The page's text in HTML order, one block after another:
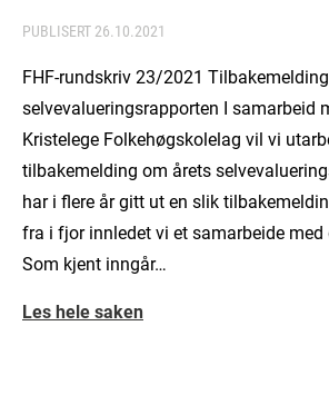
PUBLISERT 26.10.2021
FHF-rundskriv 23/2021
selvevalueringsrapporten I samarbeid
Kristelege Folkehøgskolelag vil vi
tilbakemelding om årets
har i flere år gitt ut en slik
fra i fjor innledet vi et samarbeide med
Som kjent inngår…
Les hele saken